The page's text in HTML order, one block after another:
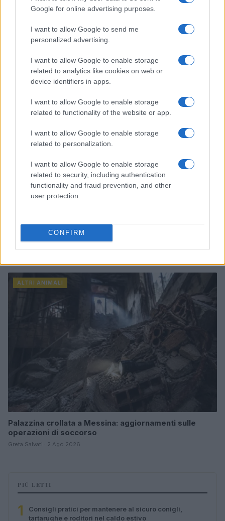
Google for online advertising purposes.
I want to allow Google to send me
personalized advertising.
I want to allow Google to enable storage
related to analytics like cookies on web or
device identifiers in apps.
I want to allow Google to enable storage
related to functionality of the website or app.
I want to allow Google to enable storage
related to personalization.
I want to allow Google to enable storage
related to security, including authentication
functionality and fraud prevention, and other
user protection.
CONFIRM
Kit anti-caldo per animali non convenzionali: cosa
avere e come usarlo
Greta Salvati · 7 Ago 2026
ALTRI ANIMALI
Crollo a Pistunina: vigili del fuoco al lavoro per trovare
i superstiti
ALTRI ANIMALI
Palazzina crollata a Messina: aggiornamenti sulle
operazioni di soccorso
Greta Salvati · 2 Ago 2026
PIÙ LETTI
1
Consigli pratici per mantenere al sicuro conigli,
tartarughe e roditori nel caldo estivo